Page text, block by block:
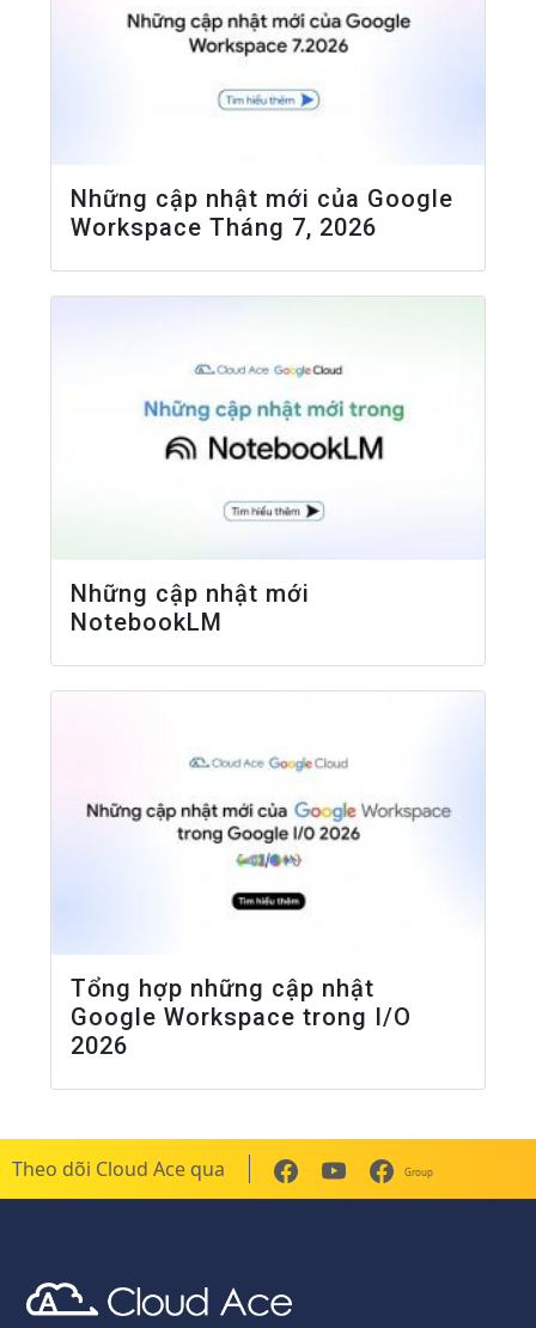
Những cập nhật mới của Google
Workspace Tháng 7, 2026
Những cập nhật mới
NotebookLM
Tổng hợp những cập nhật
Google Workspace trong I/O
2026
Theo dõi Cloud Ace qua Group